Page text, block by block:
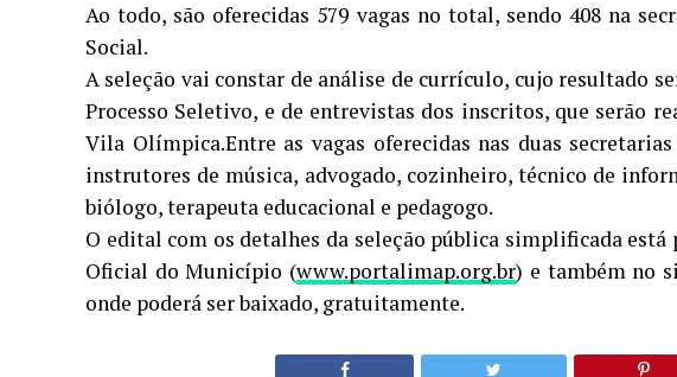
Ao todo, são oferecidas 579 vagas no total, sendo 408 na
Social.
A seleção vai constar de análise de currículo, cujo resultado
Processo Seletivo, e de entrevistas dos inscritos, que serão
Vila Olímpica.Entre as vagas oferecidas nas duas
instrutores de música, advogado, cozinheiro, técnico de
biólogo, terapeuta educacional e pedagogo.
O edital com os detalhes da seleção pública simplificada
Oficial do Município (www.portalimap.org.br) e também no
onde poderá ser baixado, gratuitamente.